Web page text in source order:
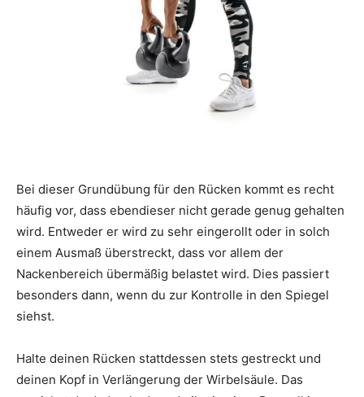
Bei dieser Grundübung für den Rücken kommt es recht
häufig vor, dass ebendieser nicht gerade genug gehalten
wird. Entweder er wird zu sehr eingerollt oder in solch
einem Ausmaß überstreckt, dass vor allem der
Nackenbereich übermäßig belastet wird. Dies passiert
besonders dann, wenn du zur Kontrolle in den Spiegel
siehst.
Halte deinen Rücken stattdessen stets gestreckt und
deinen Kopf in Verlängerung der Wirbelsäule. Das